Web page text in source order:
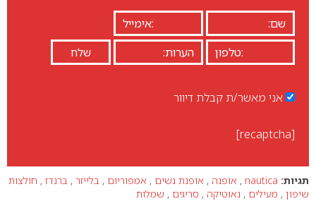
אני מאשר/ת קבלת דיוור
[recaptcha]
תגיות: nautica
, אופנה , אופנת נשים , אמפוריום , בלייזר , ברנדז , חולצות
שיפון , מעילים , נאוטיקה , סריגים , שמלות